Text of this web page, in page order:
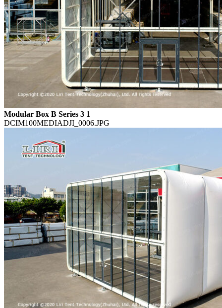
Modular Box B Series 3 1
DCIM100MEDIADJI_0006.JPG